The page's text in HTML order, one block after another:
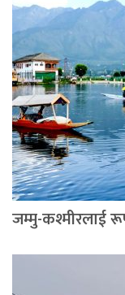
जम्मु-कश्मीरलाई